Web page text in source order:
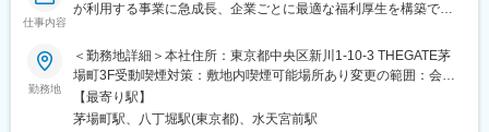
駅、江古田駅、二子新地駅、阿倍野駅(地下鉄)、鴫野駅、西中島南
駅、千鳥橋駅、千里中央駅(大阪モノレール)、百舌鳥八幡駅、大阪
天満宮駅、玉造駅、宮之阪駅、新豊橋駅、なんば駅(地下鉄)、なか
もず駅、祇園駅(福岡県)、西鉄福岡駅、西鉄千早駅、西１５丁目
駅、新琴似駅、仙台駅(地下鉄)、広瀬通駅、曽根田駅、新さっぽろ
駅、竹橋駅、御成門駅、新桜台駅、梅田駅(地下鉄)、蒲生四丁目
仕事内容
が利用する事業に急成長、企業ごとに最適な福利厚生を構築でき
★全国の地方金融機関と連携し、地方活性化を推進
★Forbes JAPAN「時代を担う新星たち 2026年注目の日本発スタ
ートアップ100選」に選出
数億円の資金調達を経た成長フェーズにおいて、パートナーセー
勤務地
＜勤務地詳細＞本社住所：東京都中央区新川1-10-3 THEGATE茅
場町3F受動喫煙対策：敷地内喫煙可能場所あり変更の範囲：会社
の定める事業所（リモートワーク含む）
【最寄り駅】
茅場町駅、八丁堀駅(東京都)、水天宮前駅